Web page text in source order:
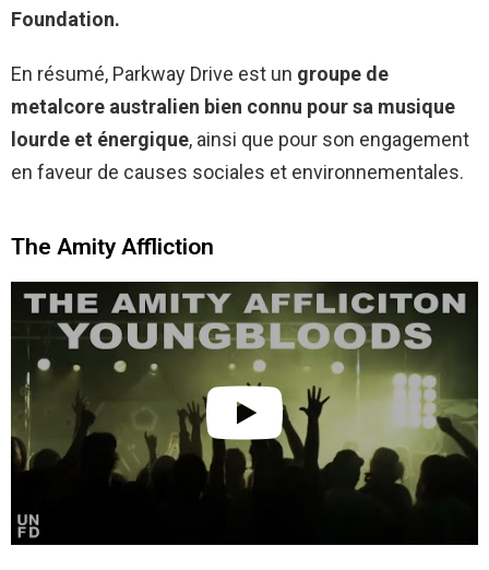
Foundation.
En résumé, Parkway Drive est un groupe de
metalcore australien bien connu pour sa musique
lourde et énergique, ainsi que pour son engagement
en faveur de causes sociales et environnementales.
The Amity Affliction